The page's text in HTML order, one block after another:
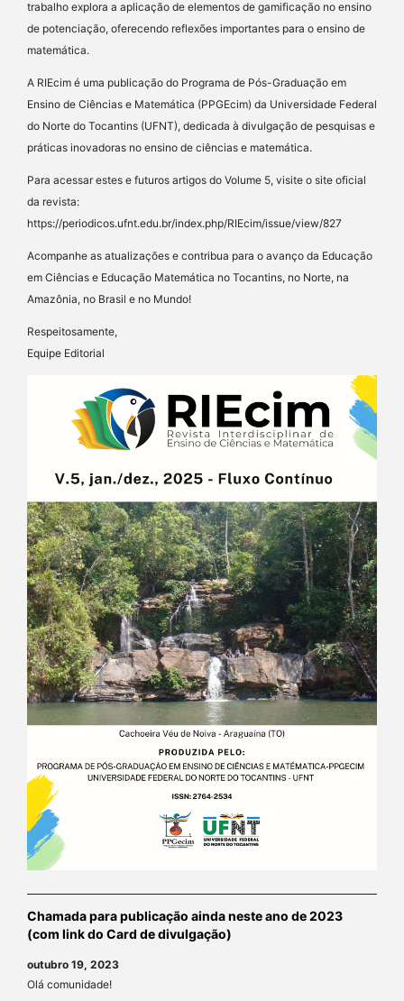
trabalho explora a aplicação de elementos de gamificação no ensino
de potenciação, oferecendo reflexões importantes para o ensino de
matemática.
A RIEcim é uma publicação do Programa de Pós-Graduação em
Ensino de Ciências e Matemática (PPGEcim) da Universidade Federal
do Norte do Tocantins (UFNT), dedicada à divulgação de pesquisas e
práticas inovadoras no ensino de ciências e matemática.
Para acessar estes e futuros artigos do Volume 5, visite o site oficial
da revista:
https://periodicos.ufnt.edu.br/index.php/RIEcim/issue/view/827
Acompanhe as atualizações e contribua para o avanço da Educação
em Ciências e Educação Matemática no Tocantins, no Norte, na
Amazônia, no Brasil e no Mundo!
Respeitosamente,
Equipe Editorial
Chamada para publicação ainda neste ano de 2023
(com link do Card de divulgação)
outubro 19, 2023
Olá comunidade!